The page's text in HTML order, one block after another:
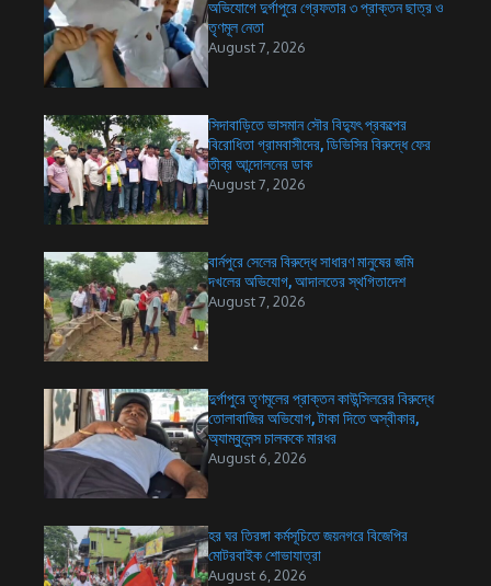
অভিযোগে দুর্গাপুরে গ্রেফতার ৩ প্রাক্তন ছাত্র ও
তৃণমূল নেতা
August 7, 2026
সিদাবাড়িতে ভাসমান সৌর বিদ্যুৎ প্রকল্পের
বিরোধিতা গ্রামবাসীদের, ডিভিসির বিরুদ্ধে ফের
তীব্র আন্দোলনের ডাক
August 7, 2026
বার্নপুরে সেলের বিরুদ্ধে সাধারণ মানুষের জমি
দখলের অভিযোগ, আদালতের স্থগিতাদেশ
August 7, 2026
দুর্গাপুরে তৃণমূলের প্রাক্তন কাউন্সিলরের বিরুদ্ধে
তোলাবাজির অভিযোগ, টাকা দিতে অস্বীকার,
অ্যাম্বুলেন্স চালককে মারধর
August 6, 2026
হর ঘর তিরঙ্গা কর্মসূচিতে জয়নগরে বিজেপির
মোটরবাইক শোভাযাত্রা
August 6, 2026